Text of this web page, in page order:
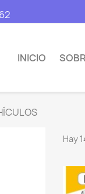
INICIO
Hay